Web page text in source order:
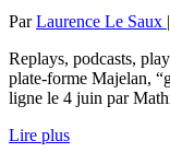
ParLaurence Le Saux
Replays, podcasts,
plate-forme Majelan,
ligne le 4 juin par
Lire plus